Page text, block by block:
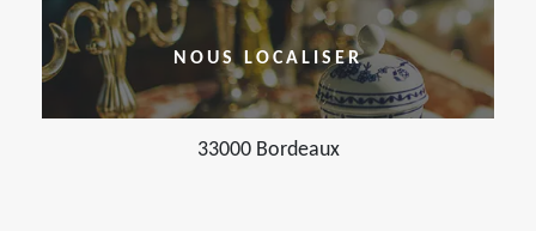
NOUS LOCALISER
33000 Bordeaux